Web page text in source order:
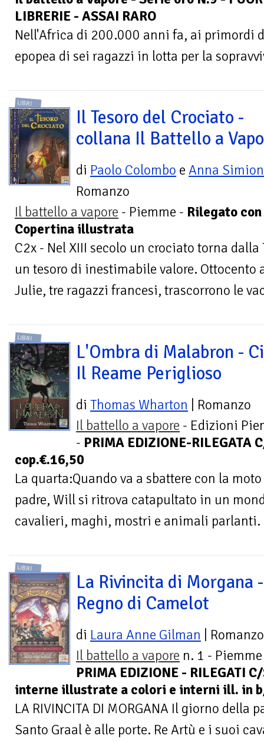
LIBRERIE - ASSAI RARO
Nell'Africa di 200.000 anni fa, ai primordi
epopea di sei ragazzi in lotta per la
LIBRI
Il Tesoro del Crociato -
collana Il Battello a
di Paolo Colombo e Anna
Romanzo
Il battello a vapore - Piemme - Rilegato
Copertina illustrata
C2x - Nel XIII secolo un crociato torna
un tesoro di inestimabile valore. Ottocento
Julie, tre ragazzi francesi, trascorrono le
LIBRI
L'Ombra di Malabron -
Il Reame Periglioso
di Thomas Wharton | Romanzo
Il battello a vapore - Edizioni
- PRIMA EDIZIONE-RILEGATA
cop.€.16,50
La quarta:Quando va a sbattere con la
padre, Will si ritrova catapultato in un
cavalieri, maghi, mostri e animali parlanti.
LIBRI
La Rivincita di Morgana
Regno di Camelot
di Laura Anne Gilman | Romanzo
Il battello a vapore n. 1 -
PRIMA EDIZIONE - RILEGATI
interne illustrate a colori e interni ill. in
LA RIVINCITA DI MORGANA Il giorno della
Santo Graal è alle porte. Re Artù e i suoi